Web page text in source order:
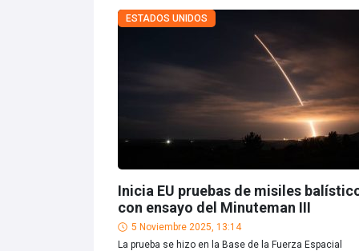
ESTADOS UNIDOS
Inicia EU pruebas de misiles
con ensayo del Minuteman III
5 Noviembre 2025, 13:14
La prueba se hizo en la Base de la Fuerza Espacial